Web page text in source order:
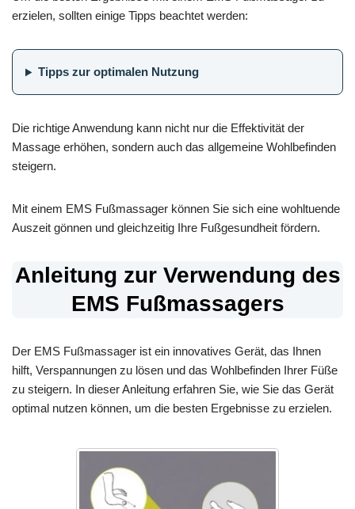
erzielen, sollten einige Tipps beachtet werden:
Tipps zur optimalen Nutzung
Die richtige Anwendung kann nicht nur die Effektivität der
Massage erhöhen, sondern auch das allgemeine Wohlbefinden
steigern.
Mit einem EMS Fußmassager können Sie sich eine wohltuende
Auszeit gönnen und gleichzeitig Ihre Fußgesundheit fördern.
Anleitung zur Verwendung des
EMS Fußmassagers
Der EMS Fußmassager ist ein innovatives Gerät, das Ihnen
hilft, Verspannungen zu lösen und das Wohlbefinden Ihrer Füße
zu steigern. In dieser Anleitung erfahren Sie, wie Sie das Gerät
optimal nutzen können, um die besten Ergebnisse zu erzielen.